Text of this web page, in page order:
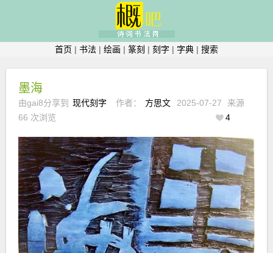
首页 | 书法 | 绘画 | 篆刻 | 刻字 | 字典 | 搜索
墨海
由gai8分享到 现代刻字 作者： 方思文 2025-07-27
来源
66 次浏览
4